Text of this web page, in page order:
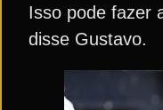
Isso pode fazer
disse Gustavo.